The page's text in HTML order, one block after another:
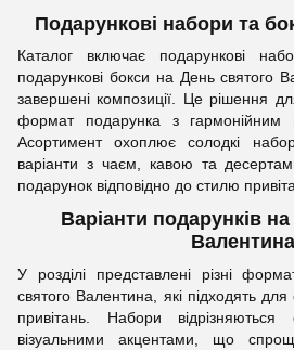
Подарункові набори та
Каталог включає подарункові
подарункові бокси на День святого
завершені композиції. Це рішення
формат подарунка з гармонійним
Асортимент охоплює солодкі
варіанти з чаєм, кавою та
подарунок відповідно до стилю
Варіанти подарунків
Валентина
У розділі представлені різні
святого Валентина, які підходять
привітань. Набори
візуальними акцентами, що